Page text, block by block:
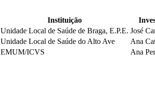
Instituição
Unidade Local de Saúde de Braga, E.P.E. José
Unidade Local de Saúde do Alto Ave Ana
EMUM/ICVS Ana